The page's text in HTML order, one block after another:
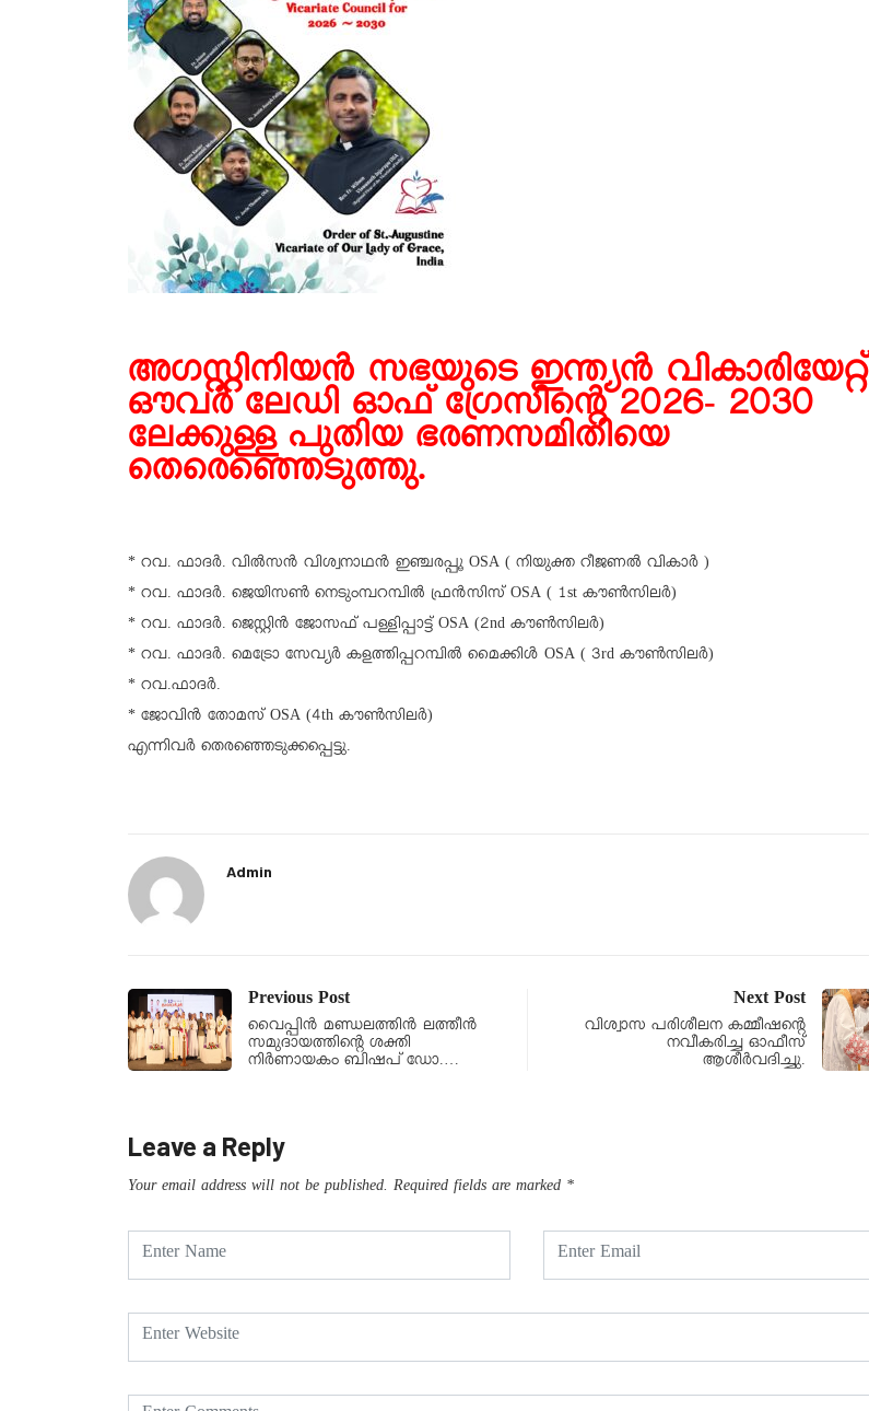
അഗസ്റ്റിനിയൻ സഭയുടെ ഇന്ത്യൻ വികാരിയേറ്റ്
ഔവർ ലേഡി ഓഫ്‌ ഗ്രേസിന്റെ 2026- 2030
ലേക്കുള്ള പുതിയ ഭരണസമിതിയെ
തെരെഞ്ഞെടുത്തു.
* റവ. ഫാദർ. വിൽസൻ വിശ്വനാഥൻ ഇഞ്ചരപ്പൂ OSA ( നിയുക്ത റീജണൽ വികാർ )
* റവ. ഫാദർ. ജെയിസൺ നെടുംമ്പറമ്പിൽ ഫ്രൻസിസ് OSA ( 1st കൗൺസിലർ)
* റവ. ഫാദർ. ജെസ്റ്റിൻ ജോസഫ് പള്ളിപ്പാട്ട് OSA (2nd കൗൺസിലർ)
* റവ. ഫാദർ. മെട്രോ സേവ്യർ കളത്തിപ്പറമ്പിൽ മൈക്കിൾ OSA ( 3rd കൗൺസിലർ)
* റവ.ഫാദർ.
* ജോവിൻ തോമസ് OSA (4th കൗൺസിലർ)
എന്നിവർ തെരഞ്ഞെടുക്കപ്പെട്ടു.
Admin
Previous Post
വൈപ്പിൻ മണ്ഡലത്തിൻ ലത്തീൻ
സമുദായത്തിൻ്റെ ശക്തി
നിർണായകം ബിഷപ് ഡോ.…
Next Post
വിശ്വാസ പരിശീലന കമ്മീഷന്റെ
നവീകരിച്ച ഓഫീസ്
ആശീർവദിച്ചു.
Leave a Reply
Your email address will not be published. Required fields are marked *